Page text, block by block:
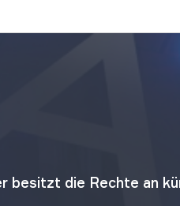
besitzt die Rechte an